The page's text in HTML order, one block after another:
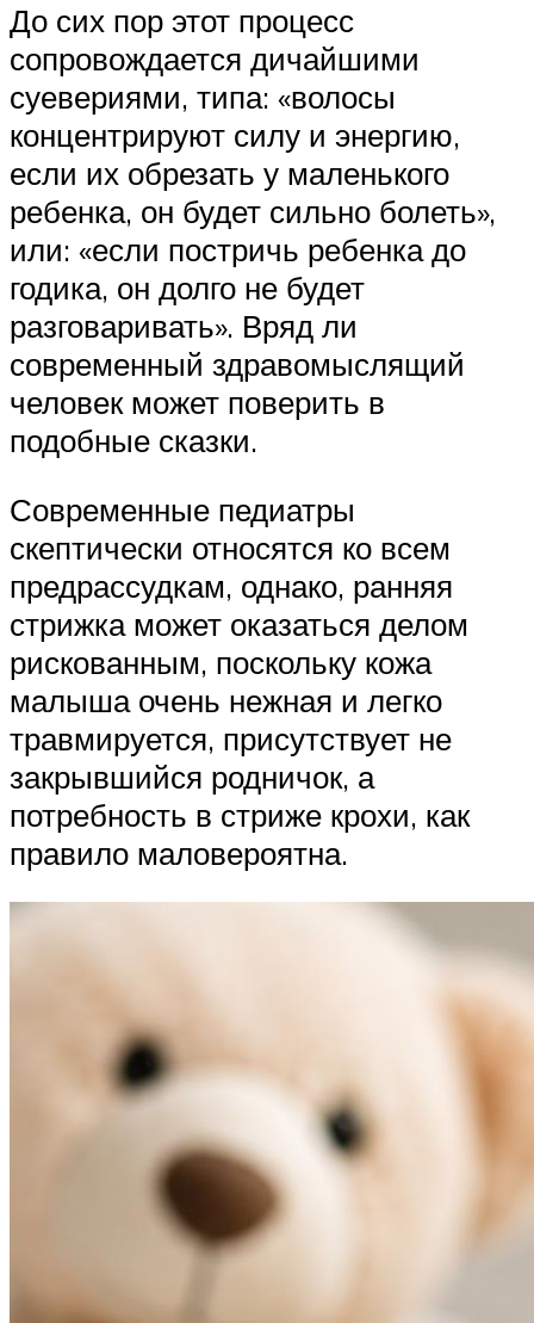
До сих пор этот процесс
сопровождается дичайшими
суевериями, типа: «волосы
концентрируют силу и энергию,
если их обрезать у маленького
ребенка, он будет сильно болеть»,
или: «если постричь ребенка до
годика, он долго не будет
разговаривать». Вряд ли
современный здравомыслящий
человек может поверить в
подобные сказки.
Современные педиатры
скептически относятся ко всем
предрассудкам, однако, ранняя
стрижка может оказаться делом
рискованным, поскольку кожа
малыша очень нежная и легко
травмируется, присутствует не
закрывшийся родничок, а
потребность в стриже крохи, как
правило маловероятна.